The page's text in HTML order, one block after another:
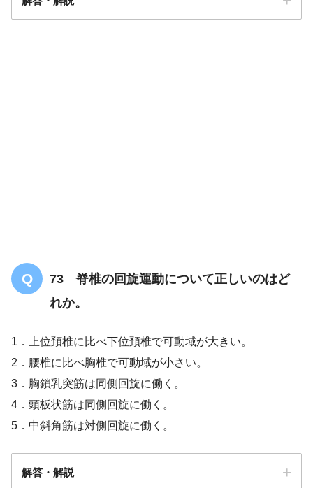
73 脊椎の回旋運動について正しいのはど
れか。
1．上位頚椎に比べ下位頚椎で可動域が大きい。
2．腰椎に比べ胸椎で可動域が小さい。
3．胸鎖乳突筋は同側回旋に働く。
4．頭板状筋は同側回旋に働く。
5．中斜角筋は対側回旋に働く。
解答・解説